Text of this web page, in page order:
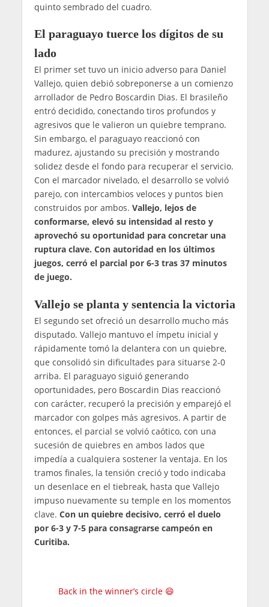
quinto sembrado del cuadro.
El paraguayo tuerce los dígitos de su
lado
El primer set tuvo un inicio adverso para Daniel
Vallejo, quien debió sobreponerse a un comienzo
arrollador de Pedro Boscardin Dias. El brasileño
entró decidido, conectando tiros profundos y
agresivos que le valieron un quiebre temprano.
Sin embargo, el paraguayo reaccionó con
madurez, ajustando su precisión y mostrando
solidez desde el fondo para recuperar el servicio.
Con el marcador nivelado, el desarrollo se volvió
parejo, con intercambios veloces y puntos bien
construidos por ambos. Vallejo, lejos de
conformarse, elevó su intensidad al resto y
aprovechó su oportunidad para concretar una
ruptura clave. Con autoridad en los últimos
juegos, cerró el parcial por 6-3 tras 37 minutos
de juego.
Vallejo se planta y sentencia la victoria
El segundo set ofreció un desarrollo mucho más
disputado. Vallejo mantuvo el ímpetu inicial y
rápidamente tomó la delantera con un quiebre,
que consolidó sin dificultades para situarse 2-0
arriba. El paraguayo siguió generando
oportunidades, pero Boscardin Dias reaccionó
con carácter, recuperó la precisión y emparejó el
marcador con golpes más agresivos. A partir de
entonces, el parcial se volvió caótico, con una
sucesión de quiebres en ambos lados que
impedía a cualquiera sostener la ventaja. En los
tramos finales, la tensión creció y todo indicaba
un desenlace en el tiebreak, hasta que Vallejo
impuso nuevamente su temple en los momentos
clave. Con un quiebre decisivo, cerró el duelo
por 6-3 y 7-5 para consagrarse campeón en
Curitiba.
Back in the winner’s circle 😄